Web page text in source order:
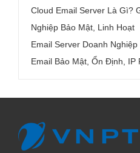
Cloud Email Server Là Gì?
Nghiệp Bảo Mật, Linh Hoạt
Email Server Doanh
Email Bảo Mật, Ổn Định, IP